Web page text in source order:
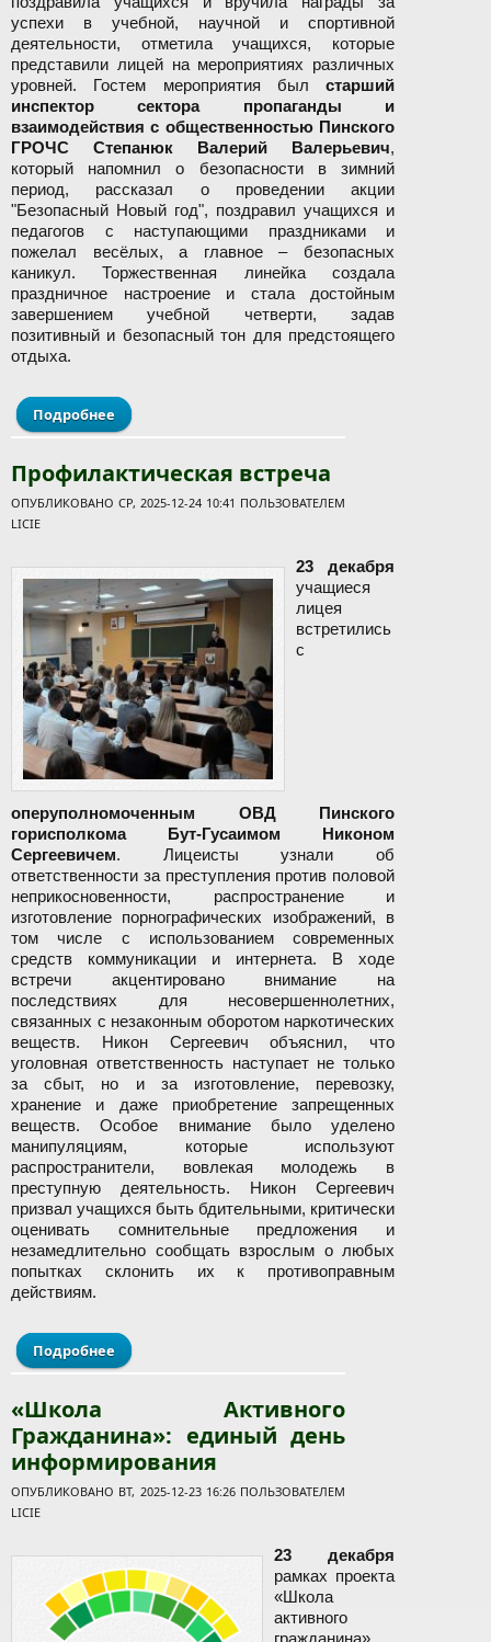
успехи в учебной, научной и спортивной
деятельности, отметила учащихся, которые
представили лицей на мероприятиях различных
уровней. Гостем мероприятия был старший
инспектор сектора пропаганды и
взаимодействия с общественностью Пинского
ГРОЧС Степанюк Валерий Валерьевич,
который напомнил о безопасности в зимний
период, рассказал о проведении акции
"Безопасный Новый год", поздравил учащихся и
педагогов с наступающими праздниками и
пожелал весёлых, а главное – безопасных
каникул. Торжественная линейка создала
праздничное настроение и стала достойным
завершением учебной четверти, задав
позитивный и безопасный тон для предстоящего
отдыха.
Подробнее о Торжественная линейка, посвященная
окончанию 2 четверти 2025/2026 уч.г.
Профилактическая встреча
ОПУБЛИКОВАНО СР, 2025-12-24 10:41 ПОЛЬЗОВАТЕЛЕМ
LICIE
23 декабря
учащиеся
лицея
встретились
с
оперуполномоченным ОВД Пинского
горисполкома Бут-Гусаимом Никоном
Сергеевичем. Лицеисты узнали об
ответственности за преступления против половой
неприкосновенности, распространение и
изготовление порнографических изображений, в
том числе с использованием современных
средств коммуникации и интернета. В ходе
встречи акцентировано внимание на
последствиях для несовершеннолетних,
связанных с незаконным оборотом наркотических
веществ. Никон Сергеевич объяснил, что
уголовная ответственность наступает не только
за сбыт, но и за изготовление, перевозку,
хранение и даже приобретение запрещенных
веществ. Особое внимание было уделено
манипуляциям, которые используют
распространители, вовлекая молодежь в
преступную деятельность. Никон Сергеевич
призвал учащихся быть бдительными, критически
оценивать сомнительные предложения и
незамедлительно сообщать взрослым о любых
попытках склонить их к противоправным
действиям.
Подробнее о Профилактическая встреча
«Школа Активного
Гражданина»: единый день
информирования
ОПУБЛИКОВАНО ВТ, 2025-12-23 16:26 ПОЛЬЗОВАТЕЛЕМ
LICIE
23 декабря
рамках проекта
«Школа
активного
гражданина»